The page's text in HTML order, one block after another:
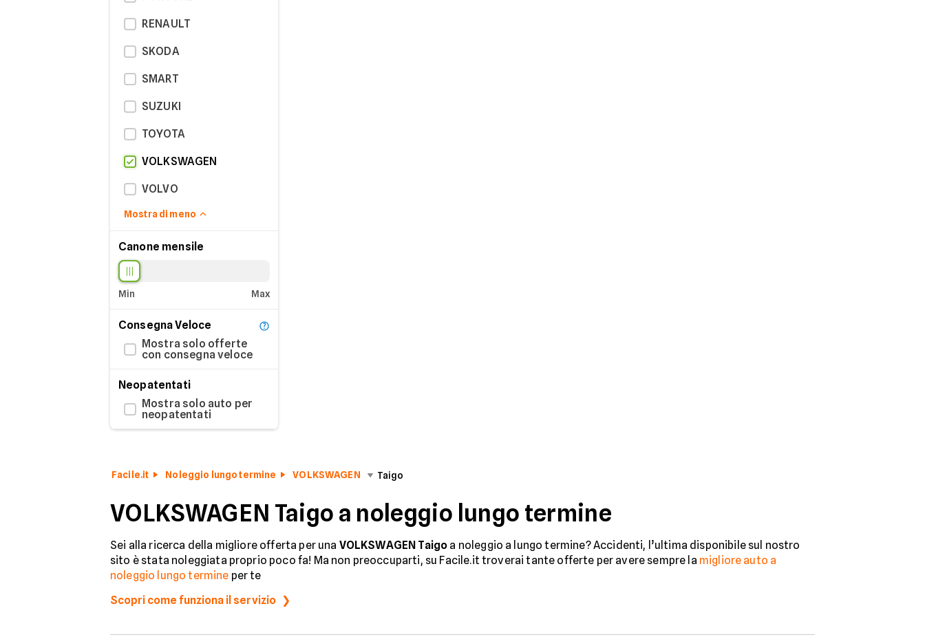
RENAULT
SKODA
SMART
SUZUKI
TOYOTA
VOLKSWAGEN
VOLVO
Mostra di meno
Canone mensile
Min Max
Consegna Veloce
Mostra solo offerte
con consegna veloce
Neopatentati
Mostra solo auto per
neopatentati
Facile.it Noleggio lungo termine VOLKSWAGEN Taigo
VOLKSWAGEN Taigo a noleggio lungo termine
Sei alla ricerca della migliore offerta per una VOLKSWAGEN Taigo a noleggio a lungo termine? Accidenti, l’ultima disponibile sul nostro
sito è stata noleggiata proprio poco fa! Ma non preoccuparti, su Facile.it troverai tante offerte per avere sempre la migliore auto a
noleggio lungo termine per te
Scopri come funziona il servizio